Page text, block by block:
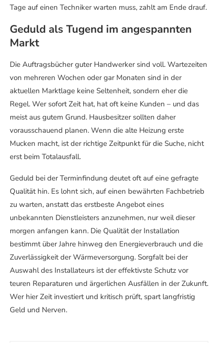
Tage auf einen Techniker warten muss, zahlt am Ende drauf.
Geduld als Tugend im angespannten
Markt
Die Auftragsbücher guter Handwerker sind voll. Wartezeiten
von mehreren Wochen oder gar Monaten sind in der
aktuellen Marktlage keine Seltenheit, sondern eher die
Regel. Wer sofort Zeit hat, hat oft keine Kunden – und das
meist aus gutem Grund. Hausbesitzer sollten daher
vorausschauend planen. Wenn die alte Heizung erste
Mucken macht, ist der richtige Zeitpunkt für die Suche, nicht
erst beim Totalausfall.
Geduld bei der Terminfindung deutet oft auf eine gefragte
Qualität hin. Es lohnt sich, auf einen bewährten Fachbetrieb
zu warten, anstatt das erstbeste Angebot eines
unbekannten Dienstleisters anzunehmen, nur weil dieser
morgen anfangen kann. Die Qualität der Installation
bestimmt über Jahre hinweg den Energieverbrauch und die
Zuverlässigkeit der Wärmeversorgung. Sorgfalt bei der
Auswahl des Installateurs ist der effektivste Schutz vor
teuren Reparaturen und ärgerlichen Ausfällen in der Zukunft.
Wer hier Zeit investiert und kritisch prüft, spart langfristig
Geld und Nerven.